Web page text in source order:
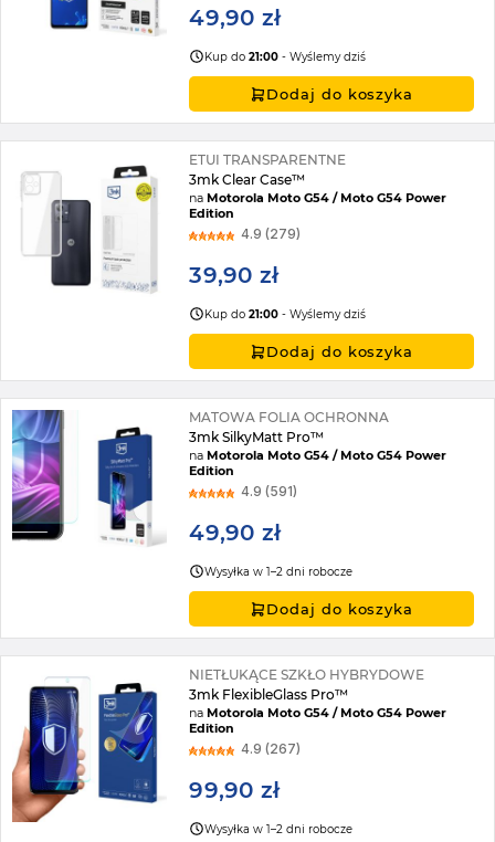
49,90 zł
Kup do21:00 - Wyślemy dziś
Dodaj do koszyka
ETUI TRANSPARENTNE
3mk Clear Case™
naMotorola Moto G54 / Moto G54 Power
Edition
4.9 (279)
39,90 zł
Kup do21:00 - Wyślemy dziś
Dodaj do koszyka
MATOWA FOLIA OCHRONNA
3mk SilkyMatt Pro™
naMotorola Moto G54 / Moto G54 Power
Edition
4.9 (591)
49,90 zł
Wysyłka w 1–2 dni robocze
Dodaj do koszyka
NIETŁUKĄCE SZKŁO HYBRYDOWE
3mk FlexibleGlass Pro™
naMotorola Moto G54 / Moto G54 Power
Edition
4.9 (267)
99,90 zł
Wysyłka w 1–2 dni robocze